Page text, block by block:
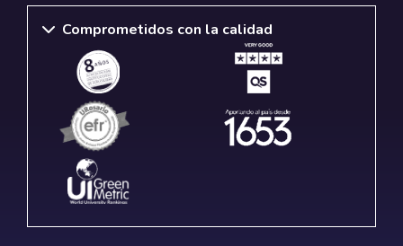
Comprometidos con la calidad